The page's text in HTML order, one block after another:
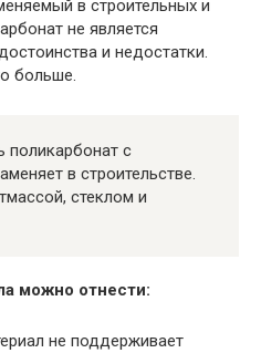
в строительных и
не является
и недостатки.
больше.
поликарбонат с
в строительстве.
стеклом и
можно отнести:
не поддерживает